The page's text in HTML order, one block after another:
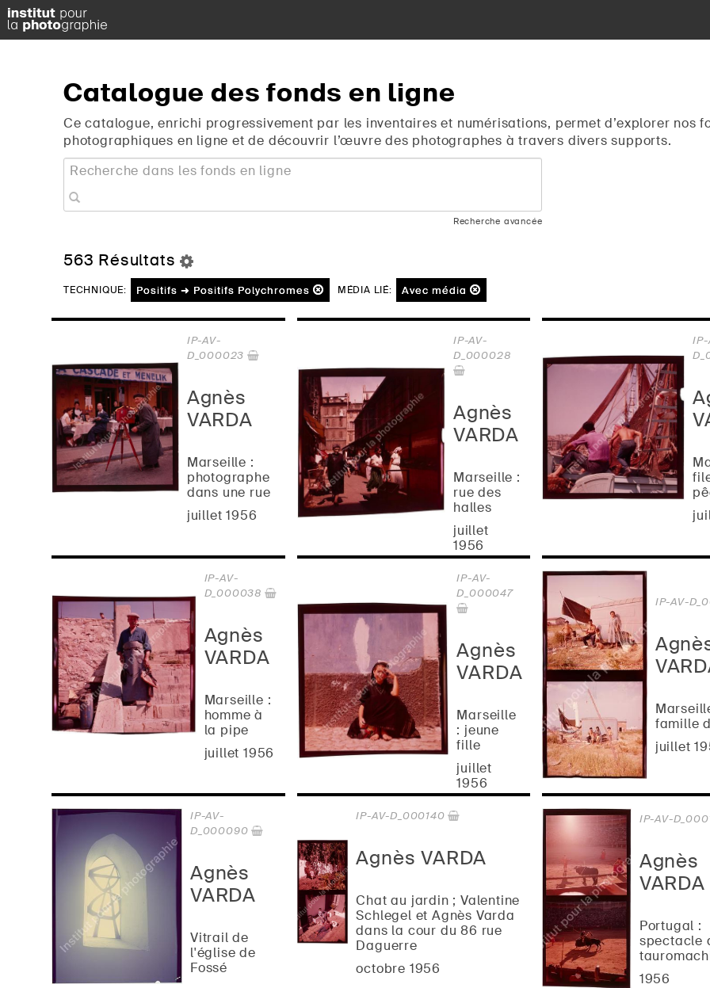
Catalogue des fonds en ligne
Ce catalogue, enrichi progressivement par les inventaires et numérisations, permet d’explorer nos
photographiques en ligne et de découvrir l’œuvre des photographes à travers divers supports.
Recherche avancée
563 Résultats
TECHNIQUE: Positifs ➜ Positifs Polychromes MÉDIA LIÉ: Avec média
Agnès
VARDA
Marseille :
photographe
dans une rue
juillet 1956
IP-AV-
D_000023
Agnès
VARDA
Marseille :
rue des
halles
juillet
1956
IP-AV-
D_000028
IP-
Agnès
VARDA
Marseille :
homme à
la pipe
juillet 1956
IP-AV-
D_000038
Agnès
VARDA
Marseille
: jeune
fille
juillet
1956
IP-AV-
D_000047
famille
juillet
IP-AV-
Agnès
VARDA
Vitrail de
l'église de
Fossé
IP-AV-
D_000090
Agnès VARDA
Chat au jardin ; Valentine
Schlegel et Agnès Varda
dans la cour du 86 rue
Daguerre
octobre 1956
IP-AV-D_000140
Agnès
VARDA
Portugal :
spectacle
1956
IP-AV-